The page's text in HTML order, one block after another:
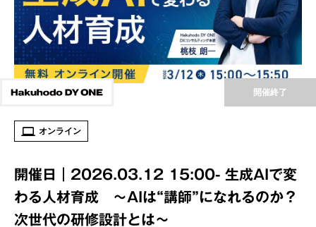
開催終了
オンライン
開催日｜2026.03.12 15:00- 生成AIで変
わる人材育成 ～AIは“講師”になれるのか？
次世代の研修設計とは～